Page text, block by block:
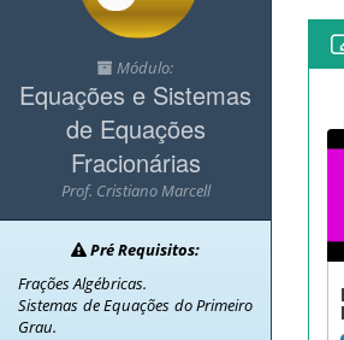
Módulo:
Equações e Sistemas
de Equações
Fracionárias
Prof. Cristiano Marcell
Pré Requisitos:
Frações Algébricas.
Sistemas de Equações do Primeiro
Grau.